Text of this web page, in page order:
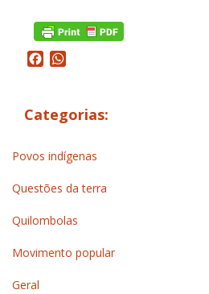
Facebook
Categorias:
Povos indígenas
Questões da terra
Quilombolas
Movimento popular
Geral